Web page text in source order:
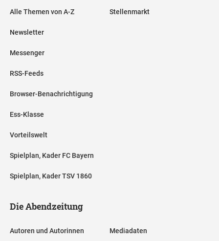
Alle Themen von A-Z
Newsletter
Messenger
RSS-Feeds
Browser-Benachrichtigung
Ess-Klasse
Vorteilswelt
Spielplan, Kader FC Bayern
Spielplan, Kader TSV 1860
Stellenmarkt
Die Abendzeitung
Autoren und Autorinnen Mediadaten